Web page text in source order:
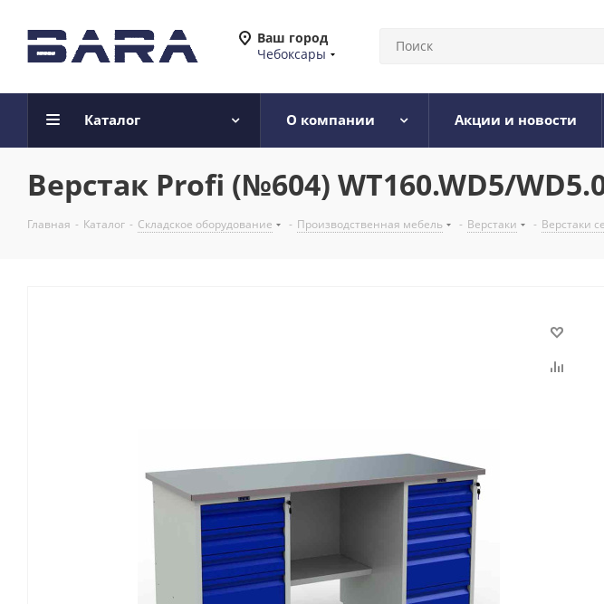
Ваш город
Чебоксары
Каталог О компании Акции и новости
Верстак Profi (№604) WT160.WD5/
Главная - Каталог - Складское оборудование - Производственная мебель - Верстаки - Верстаки